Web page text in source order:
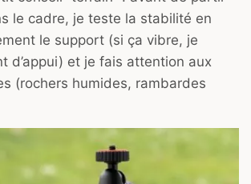
le cadre, je teste la stabilité en
le support (si ça vibre, je
d’appui) et je fais attention aux
(rochers humides, rambardes